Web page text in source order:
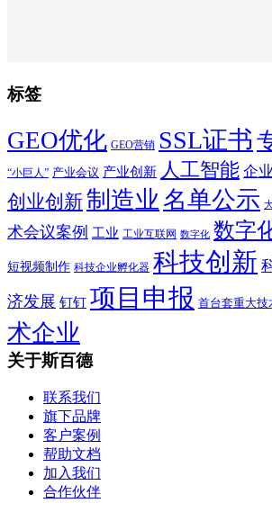
标签
GEO优化 GEO营销 SSL证书
“小巨人” 产业会议 产业创新 人工智能 企
创业创新制造业 名单公示
术会议案例 工业 工业互联网 数字化 数字
短视频制作 科技企业孵化器 科技创新
济发展 钉钉 项目申报 首台套重大技
术企业
关于斯百德
联系我们
旗下品牌
客户案例
帮助文档
加入我们
合作伙伴